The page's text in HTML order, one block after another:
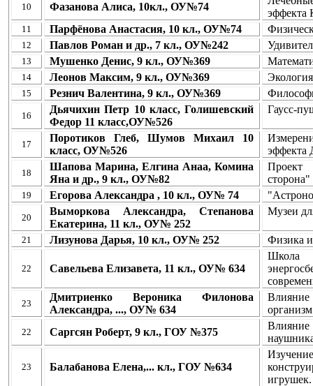
10 Фазанова Алиса, 10кл., ОУ№74
эффекта
11 Парфёнова Анастасия, 10 кл., ОУ№74
12 Павлов Роман и др., 7 кл., ОУ№242
13 Мушенко Денис, 9 кл., ОУ№369
14 Леонов Максим, 9 кл., ОУ№369
15 Резнич Валентина, 9 кл., ОУ№369
16
Дьячихин Петр 10 класс, Голишевский
Федор 11 класс,ОУ№526
Гаусс-
17
Поротиков Глеб, Шумов Михаил 10
класс, ОУ№526
эффекта
18
Шапова Марина, Елгина Анаа, Комина
Яна и др., 9 кл., ОУ№82
Проект
сторона"
19 Егорова Александра , 10 кл., ОУ№ 74
20
Выморкова Александра, Степанова
Екатерина, 11 кл., ОУ№ 252
Музеи
21 Лизунова Дарья, 10 кл., ОУ№ 252 Физика
22 Савельева Елизавета, 11 кл., ОУ№ 634
Школа
23
Дмитриенко Вероника Филонова
Александра, ..., ОУ№ 634
Влияние
22 Саргсян Роберт, 9 кл., ГОУ №375
23 Балабанова Елена,... кл., ГОУ №634
игрушек.